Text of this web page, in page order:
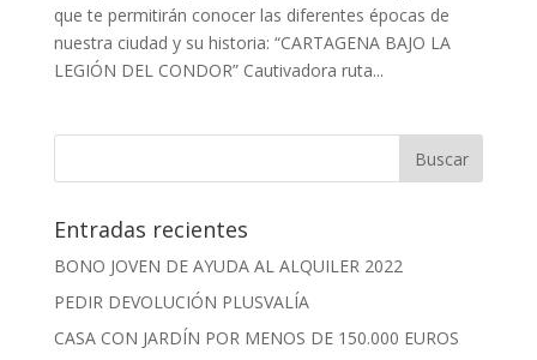
que te permitirán conocer las diferentes épocas de
nuestra ciudad y su historia: “CARTAGENA BAJO LA
LEGIÓN DEL CONDOR” Cautivadora ruta...
Entradas recientes
BONO JOVEN DE AYUDA AL ALQUILER 2022
PEDIR DEVOLUCIÓN PLUSVALÍA
CASA CON JARDÍN POR MENOS DE 150.000 EUROS